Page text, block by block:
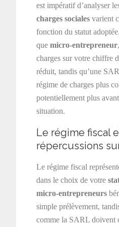
est impératif d’analyser
charges sociales varient
fonction du statut
quemicro-entrepreneur
charges sur votre chiffre
réduit, tandis qu’une
régime de charges plus
potentiellement plus
situation.
Le régime fiscal
répercussions
Le régime fiscal
dans le choix de votre
micro-entrepreneurs
simple prélèvement,
comme la SARL doivent